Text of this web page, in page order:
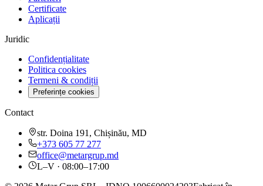
Certificate
Aplicații
Juridic
Confidențialitate
Politica cookies
Termeni & condiții
Preferințe cookies
Contact
str. Doina 191, Chișinău, MD
+373 605 77 277
office@metargrup.md
L–V · 08:00–17:00